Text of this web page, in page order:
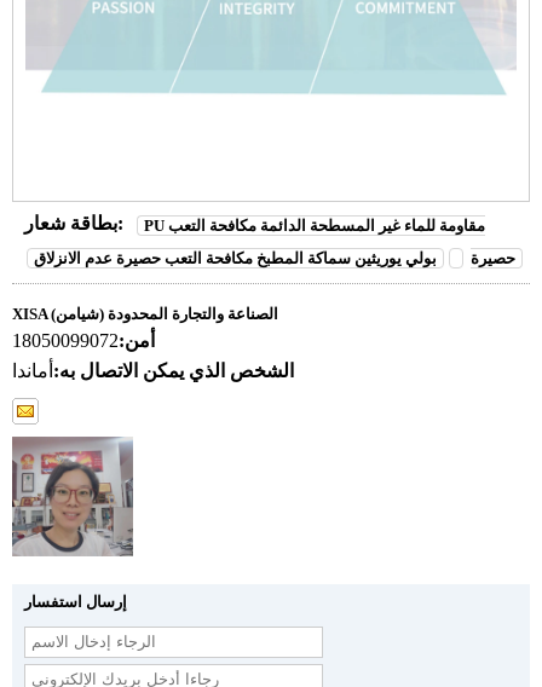
بطاقة شعار:
PU مقاومة للماء غير المسطحة الدائمة مكافحة التعب
حصيرة
بولي يوريثين سماكة المطبخ مكافحة التعب حصيرة عدم الانزلاق
XISA (شيامن) الصناعة والتجارة المحدودة
أمن:18050099072
الشخص الذي يمكن الاتصال به: أماندا
إرسال استفسار